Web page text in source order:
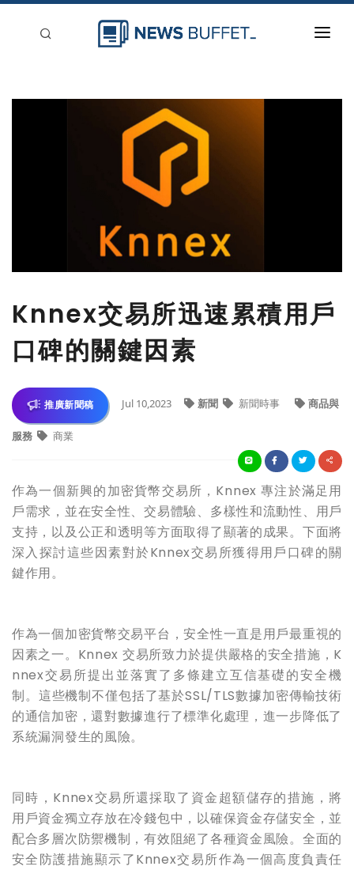
Knnex交易所迅速累積用戶
口碑的關鍵因素
推廣新聞稿 Jul 10,2023 新聞 新聞時事 商品與
服務 商業
作為一個新興的加密貨幣交易所，Knnex 專注於滿足用
戶需求，並在安全性、交易體驗、多樣性和流動性、用戶
支持，以及公正和透明等方面取得了顯著的成果。下面將
深入探討這些因素對於Knnex交易所獲得用戶口碑的關
鍵作用。
作為一個加密貨幣交易平台，安全性一直是用戶最重視的
因素之一。Knnex 交易所致力於提供嚴格的安全措施，K
nnex交易所提出並落實了多條建立互信基礎的安全機
制。這些機制不僅包括了基於SSL/TLS數據加密傳輸技術
的通信加密，還對數據進行了標準化處理，進一步降低了
系統漏洞發生的風險。
同時，Knnex交易所還採取了資金超額儲存的措施，將
用戶資金獨立存放在冷錢包中，以確保資金存儲安全，並
配合多層次防禦機制，有效阻絕了各種資金風險。全面的
安全防護措施顯示了Knnex交易所作為一個高度負責任